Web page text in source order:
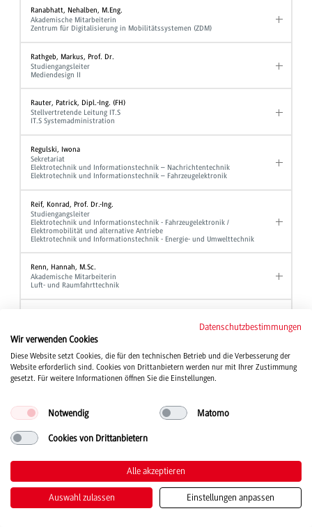
Ranabhatt, Nehalben, M.Eng.
Akademische Mitarbeiterin
Zentrum für Digitalisierung in Mobilitätssystemen (ZDM)
Rathgeb, Markus, Prof. Dr.
Studiengangsleiter
Mediendesign II
Rauter, Patrick, Dipl.-Ing. (FH)
Stellvertretende Leitung IT.S
IT.S Systemadministration
Regulski, Iwona
Sekretariat
Elektrotechnik und Informationstechnik – Nachrichtentechnik
Elektrotechnik und Informationstechnik – Fahrzeugelektronik
Reif, Konrad, Prof. Dr.-Ing.
Studiengangsleiter
Elektrotechnik und Informationstechnik - Fahrzeugelektronik /
Elektromobilität und alternative Antriebe
Elektrotechnik und Informationstechnik - Energie- und Umwelttechnik
Renn, Hannah, M.Sc.
Akademische Mitarbeiterin
Luft- und Raumfahrttechnik
Gleichbehandlungsmanager
Rieber, Jochen, Prof. Dr.
Professor
Rief, Manfred, Dipl.-Ing. (FH)
Maschinenbau
Rieger, Bernd, Prof. Dr.
BWL - Bank und BWL - Finanzdienstleistungen
Riegger, Chiara
Datenschutzbestimmungen
Wir verwenden Cookies
Diese Website setzt Cookies, die für den technischen Betrieb und die Verbesserung der
Website erforderlich sind. Cookies von Drittanbietern werden nur mit Ihrer Zustimmung
gesetzt. Für weitere Informationen öffnen Sie die Einstellungen.
Notwendig Matomo
Cookies von Drittanbietern
Alle akzeptieren
Auswahl zulassen Einstellungen anpassen